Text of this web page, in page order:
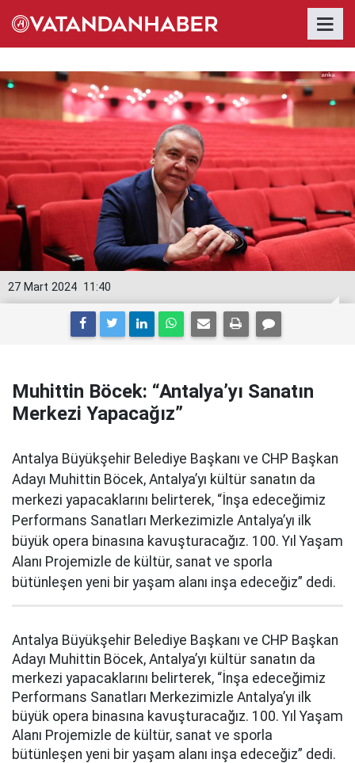
11:40
27 Mart 2024
Muhittin Böcek: “Antalya’yı Sanatın
Merkezi Yapacağız”
Antalya Büyükşehir Belediye Başkanı ve CHP Başkan
Adayı Muhittin Böcek, Antalya’yı kültür sanatın da
merkezi yapacaklarını belirterek, “İnşa edeceğimiz
Performans Sanatları Merkezimizle Antalya’yı ilk
büyük opera binasına kavuşturacağız. 100. Yıl Yaşam
Alanı Projemizle de kültür, sanat ve sporla
bütünleşen yeni bir yaşam alanı inşa edeceğiz” dedi.
Antalya Büyükşehir Belediye Başkanı ve CHP Başkan
Adayı Muhittin Böcek, Antalya’yı kültür sanatın da
merkezi yapacaklarını belirterek, “İnşa edeceğimiz
Performans Sanatları Merkezimizle Antalya’yı ilk
büyük opera binasına kavuşturacağız. 100. Yıl Yaşam
Alanı Projemizle de kültür, sanat ve sporla
bütünleşen yeni bir yaşam alanı inşa edeceğiz” dedi.